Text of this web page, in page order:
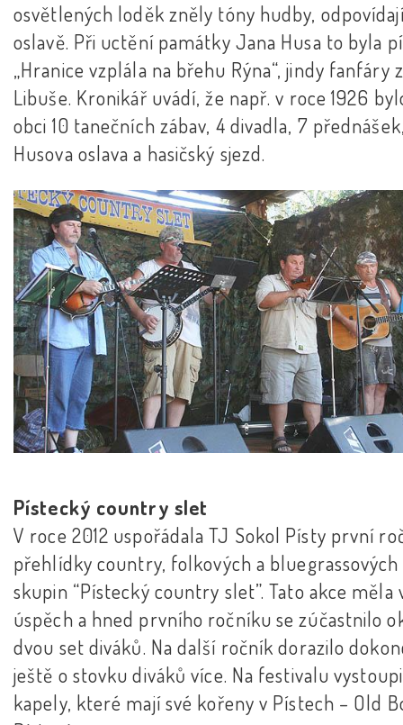
osvětlených loděk zněly tóny hudby,
oslavě. Při uctění památky Jana Husa to byla
„Hranice vzplála na břehu Rýna“, jindy fanfáry z
Libuše. Kronikář uvádí, že např. v roce 1926
obci 10 tanečních zábav, 4 divadla, 7
Husova oslava a hasičský sjezd.
Pístecký country slet
V roce 2012 uspořádala TJ Sokol Písty první
přehlídky country, folkových a bluegrassových
skupin “Pístecký country slet”. Tato akce měla
úspěch a hned prvního ročníku se zúčastnilo
dvou set diváků. Na další ročník dorazilo
ještě o stovku diváků více. Na festivalu
kapely, které mají své kořeny v Pístech – Old